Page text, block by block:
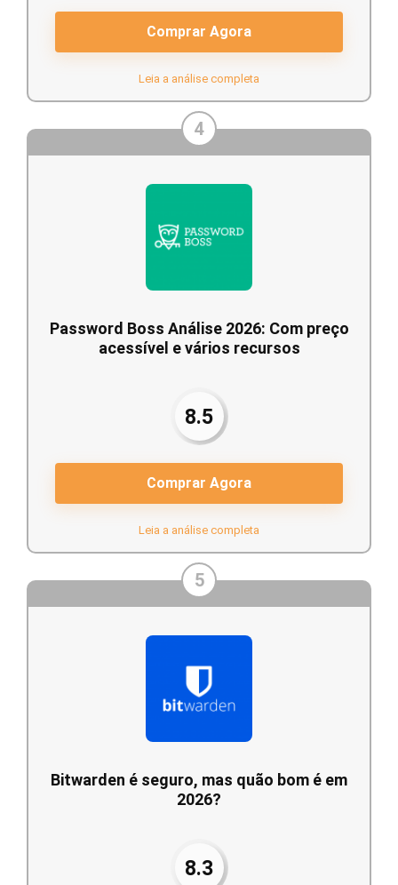
Comprar Agora
Leia a análise completa
4
Password Boss Análise 2026: Com preço
acessível e vários recursos
8.5
Comprar Agora
Leia a análise completa
5
Bitwarden é seguro, mas quão bom é em
2026?
8.3